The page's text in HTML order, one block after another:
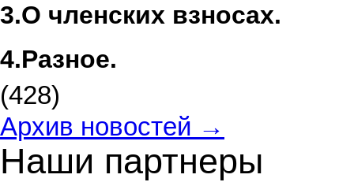
3.О членских взносах.
4.Разное.
(428)
Архив новостей →
Наши партнеры